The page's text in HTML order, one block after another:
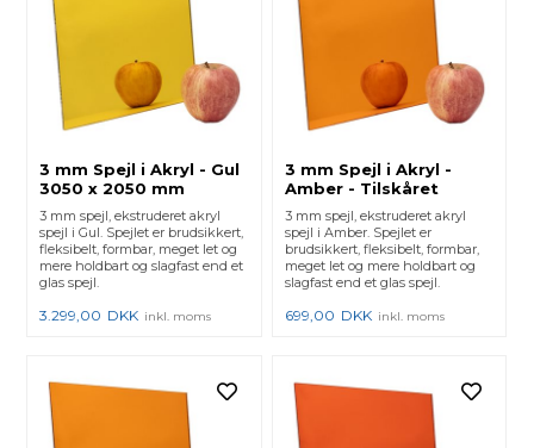
3 mm Spejl i Akryl - Gul
3050 x 2050 mm
3 mm spejl, ekstruderet akryl
spejl i Gul. Spejlet er brudsikkert,
fleksibelt, formbar, meget let og
mere holdbart og slagfast end et
glas spejl.
3.299,00 DKK inkl. moms
3 mm Spejl i Akryl -
Amber - Tilskåret
3 mm spejl, ekstruderet akryl
spejl i Amber. Spejlet er
brudsikkert, fleksibelt, formbar,
meget let og mere holdbart og
slagfast end et glas spejl.
699,00 DKK inkl. moms